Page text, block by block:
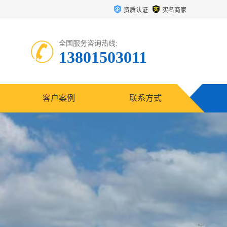
资质认证 实名商家
全国服务咨询热线:
13801503011
客户案例 联系方式